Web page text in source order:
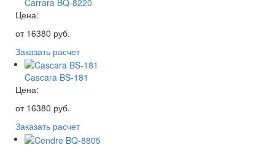
Цена:
от 16380 руб.
Заказать расчет
Cascara BS-181
Цена:
от 16380 руб.
Заказать расчет